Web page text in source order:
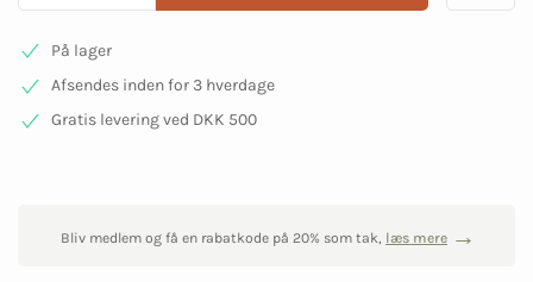
På lager
Afsendes inden for 3 hverdage
Gratis levering ved DKK 500
Bliv medlem og få en rabatkode på 20% som tak, læs mere